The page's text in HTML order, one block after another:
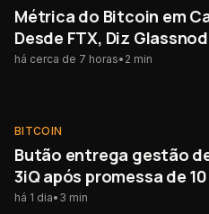
Métrica do Bitcoin em
Desde FTX, Diz
há cerca de 7 horas• 2 min
BITCOIN
BITCOIN
Butão entrega gestão
3iQ após promessa de
há 1 dia• 3 min